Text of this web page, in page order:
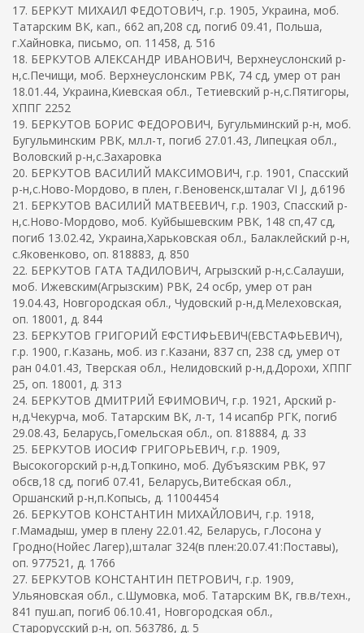
17. БЕРКУТ МИХАИЛ ФЕДОТОВИЧ, г.р. 1905, Украина, моб.
Татарским ВК, кап., 662 ап,208 сд, погиб 09.41, Польша,
г.Хайновка, письмо, оп. 11458, д. 516
18. БЕРКУТОВ АЛЕКСАНДР ИВАНОВИЧ, Верхнеуслонский р-
н,с.Печищи, моб. Верхнеуслонским РВК, 74 сд, умер от ран
18.01.44, Украина,Киевская обл., Тетиевский р-н,с.Пятигоры,
ХППГ 2252
19. БЕРКУТОВ БОРИС ФЕДОРОВИЧ, Бугульминский р-н, моб.
Бугульминским РВК, мл.л-т, погиб 27.01.43, Липецкая обл.,
Воловский р-н,с.Захаровка
20. БЕРКУТОВ ВАСИЛИЙ МАКСИМОВИЧ, г.р. 1901, Спасский
р-н,с.Ново-Мордово, в плен, г.Веновенск,шталаг VI J, д.6196
21. БЕРКУТОВ ВАСИЛИЙ МАТВЕЕВИЧ, г.р. 1903, Спасский р-
н,с.Ново-Мордово, моб. Куйбышевским РВК, 148 сп,47 сд,
погиб 13.02.42, Украина,Харьковская обл., Балаклейский р-н,
с.Яковенково, оп. 818883, д. 850
22. БЕРКУТОВ ГАТА ТАДИЛОВИЧ, Агрызский р-н,с.Салауши,
моб. Ижевским(Агрызским) РВК, 24 осбр, умер от ран
19.04.43, Новгородская обл., Чудовский р-н,д.Мелеховская,
оп. 18001, д. 844
23. БЕРКУТОВ ГРИГОРИЙ ЕФСТИФЬЕВИЧ(ЕВСТАФЬЕВИЧ),
г.р. 1900, г.Казань, моб. из г.Казани, 837 сп, 238 сд, умер от
ран 04.01.43, Тверская обл., Нелидовский р-н,д.Дорохи, ХППГ
25, оп. 18001, д. 313
24. БЕРКУТОВ ДМИТРИЙ ЕФИМОВИЧ, г.р. 1921, Арский р-
н,д.Чекурча, моб. Татарским ВК, л-т, 14 исапбр РГК, погиб
29.08.43, Беларусь,Гомельская обл., оп. 818884, д. 33
25. БЕРКУТОВ ИОСИФ ГРИГОРЬЕВИЧ, г.р. 1909,
Высокогорский р-н,д.Топкино, моб. Дубъязским РВК, 97
обсв,18 сд, погиб 07.41, Беларусь,Витебская обл.,
Оршанский р-н,п.Копысь, д. 11004454
26. БЕРКУТОВ КОНСТАНТИН МИХАЙЛОВИЧ, г.р. 1918,
г.Мамадыш, умер в плену 22.01.42, Беларусь, г.Лосона у
Гродно(Нойес Лагер),шталаг 324(в плен:20.07.41:Поставы),
оп. 977521, д. 1766
27. БЕРКУТОВ КОНСТАНТИН ПЕТРОВИЧ, г.р. 1909,
Ульяновская обл., с.Шумовка, моб. Татарским ВК, гв.в/техн.,
841 пуш.ап, погиб 06.10.41, Новгородская обл.,
Старорусский р-н, оп. 563786, д. 5